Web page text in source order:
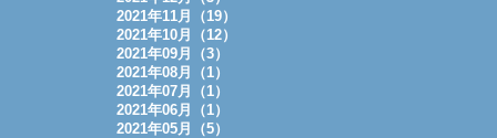
2021年11月（19）
2021年10月（12）
2021年09月（3）
2021年08月（1）
2021年07月（1）
2021年06月（1）
2021年05月（5）